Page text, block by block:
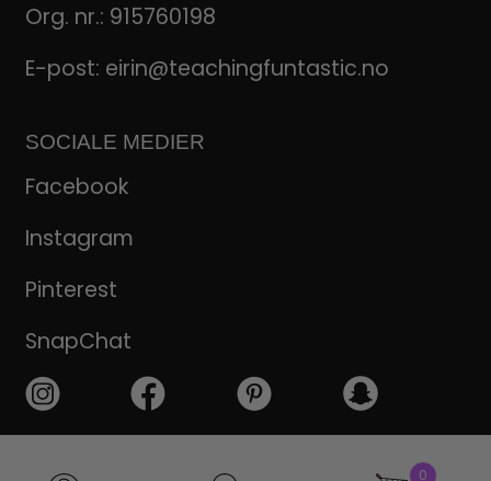
Org. nr.: 915760198
E-post: eirin@teachingfuntastic.no
SOCIALE MEDIER
Facebook
Instagram
Pinterest
SnapChat
Products 0